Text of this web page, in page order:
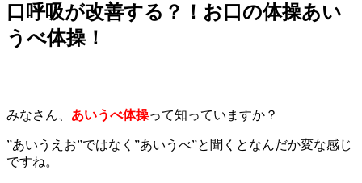
口呼吸が改善する？！お口の体操あい
うべ体操！
みなさん、 あいうべ体操って知っていますか？
”あいうえお”ではなく”あいうべ”と聞くとなんだか変な感じ
ですね。